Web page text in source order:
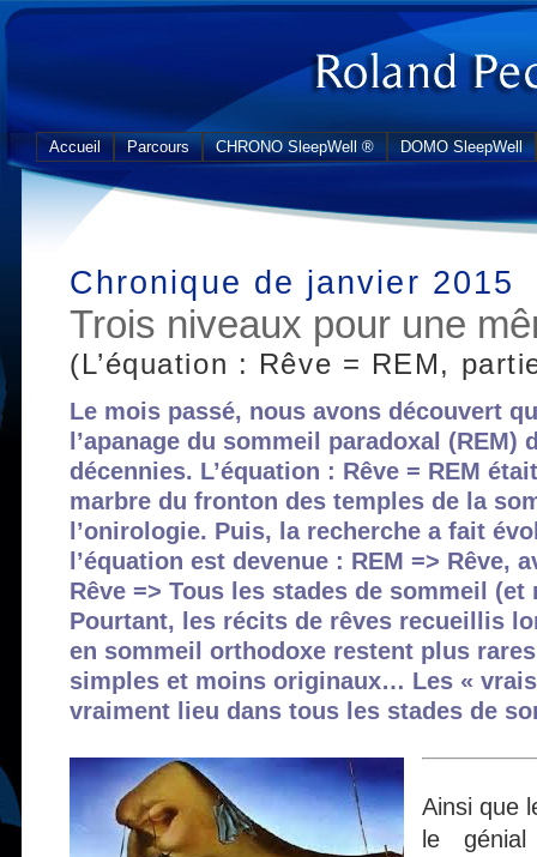
Accueil Parcours CHRONO SleepWell ® DOMO SleepWell
Chronique de janvier 2015
Trois niveaux pour une
(L’équation : Rêve = REM,
Le mois passé, nous avons découvert
l’apanage du sommeil paradoxal
décennies. L’équation : Rêve = REM
marbre du fronton des temples de la
l’onirologie. Puis, la recherche a fait
l’équation est devenue : REM => Rêve,
Rêve => Tous les stades de sommeil (et
Pourtant, les récits de rêves recueillis
en sommeil orthodoxe restent plus
simples et moins originaux… Les «
vraiment lieu dans tous les stades de
Ainsi que
le génial